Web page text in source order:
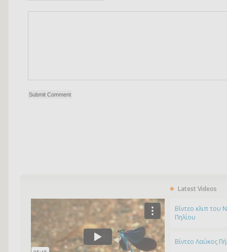
Latest Videos
Bίντεο κλιπ του
Πηλίου
Βίντεο Λαύκος